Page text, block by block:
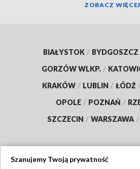
ZOBACZ WIĘCEJ
BIAŁYSTOK / BYDGOSZCZ
GORZÓW WLKP. /
KRAKÓW / LUBLIN / ŁÓDŹ
OPOLE / POZNAŃ /
SZCZECIN / WARSZAWA /
Szanujemy Twoją prywatność